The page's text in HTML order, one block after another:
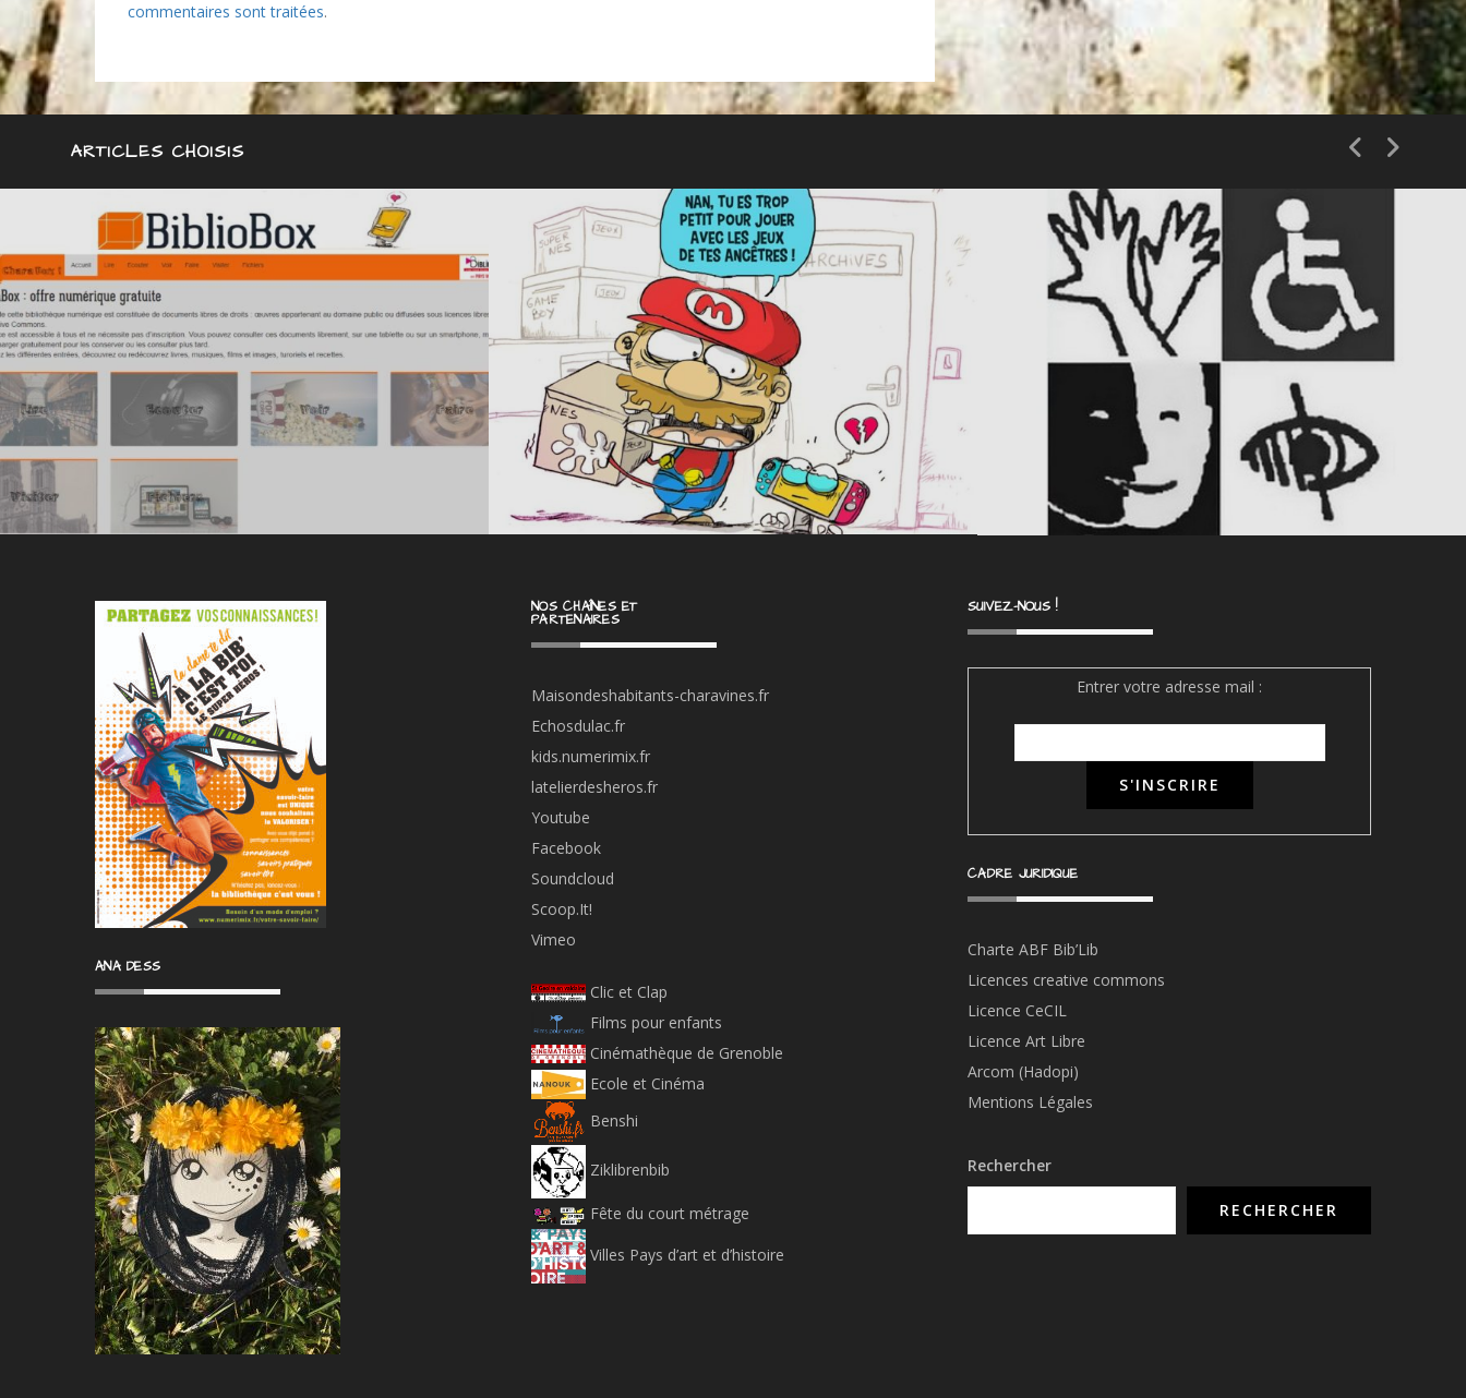
commentaires sont traitées.
ARTICLES CHOISIS
ANA DESS
NOS CHAÎNES ET
PARTENAIRES
Maisondeshabitants-charavines.fr
Echosdulac.fr
kids.numerimix.fr
latelierdesheros.fr
Youtube
Facebook
Soundcloud
Scoop.It!
Vimeo
Clic et Clap
Films pour enfants
Cinémathèque de Grenoble
Ecole et Cinéma
Benshi
Ziklibrenbib
Fête du court métrage
Villes Pays d’art et d’histoire
SUIVEZ-NOUS !
Entrer votre adresse mail :
CADRE JURIDIQUE
Charte ABF Bib’Lib
Licences creative commons
Licence CeCIL
Licence Art Libre
Arcom (Hadopi)
Mentions Légales
Rechercher
RECHERCHER